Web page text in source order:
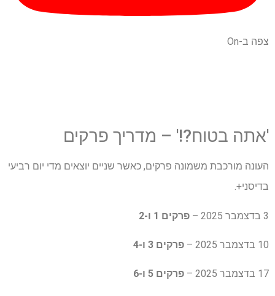
צפה ב-On
'אתה בטוח?!' – מדריך פרקים
העונה מורכבת משמונה פרקים, כאשר שניים יוצאים מדי יום רביעי
בדיסני+.
3 בדצמבר 2025 – פרקים 1 ו-2
10 בדצמבר 2025 – פרקים 3 ו-4
17 בדצמבר 2025 – פרקים 5 ו-6